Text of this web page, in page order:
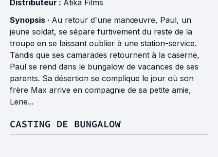
Distributeur : Atika Films
Synopsis · Au retour d'une manœuvre, Paul, un
jeune soldat, se sépare furtivement du reste de la
troupe en se laissant oublier à une station-service.
Tandis que ses camarades retournent à la caserne,
Paul se rend dans le bungalow de vacances de ses
parents. Sa désertion se complique le jour où son
frère Max arrive en compagnie de sa petite amie,
Lene...
CASTING DE BUNGALOW